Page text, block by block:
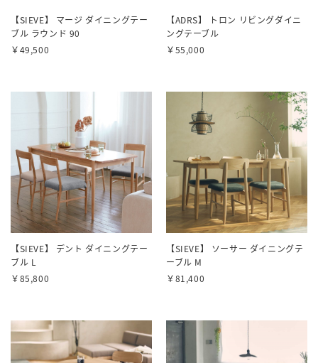
【SIEVE】 マージ ダイニングテー
ブル ラウンド 90
￥49,500
【ADRS】 トロン リビングダイニ
ングテーブル
￥55,000
【SIEVE】 デント ダイニングテー
ブル L
￥85,800
【SIEVE】 ソーサー ダイニングテ
ーブル M
￥81,400